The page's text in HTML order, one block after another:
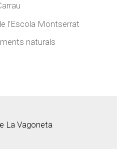
l’Escola Montserrat
naturals
La Vagoneta